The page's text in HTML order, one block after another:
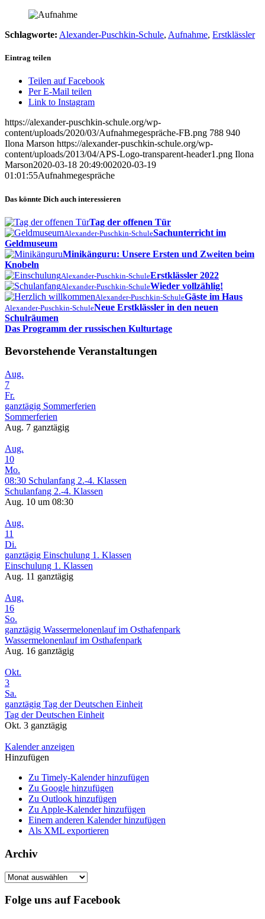
Schlagworte: Alexander-Puschkin-Schule, Aufnahme, Erstklässler
Eintrag teilen
Teilen auf Facebook
Per E-Mail teilen
Link to Instagram
https://alexander-puschkin-schule.org/wp-
content/uploads/2020/03/Aufnahmegespräche-FB.png 788 940
Ilona Marson https://alexander-puschkin-schule.org/wp-
content/uploads/2013/04/APS-Logo-transparent-header1.png Ilona
Marson2020-03-18 20:49:002020-03-19
01:01:55Aufnahmegespräche
Das könnte Dich auch interessieren
Tag der offenen Tür
Alexander-Puschkin-SchuleSachunterricht im
Geldmuseum
Minikänguru: Unsere Ersten und Zweiten beim
Knobeln
Alexander-Puschkin-SchuleErstklässler 2022
Alexander-Puschkin-SchuleWieder vollzählig!
Alexander-Puschkin-SchuleGäste im Haus
Alexander-Puschkin-SchuleNeue Erstklässler in den neuen
Schulräumen
Das Programm der russischen Kulturtage
Bevorstehende Veranstaltungen
Aug.
7
Fr.
ganztägig Sommerferien
Sommerferien
Aug. 7 ganztägig
Aug.
10
Mo.
08:30 Schulanfang 2.-4. Klassen
Schulanfang 2.-4. Klassen
Aug. 10 um 08:30
Aug.
11
Di.
ganztägig Einschulung 1. Klassen
Einschulung 1. Klassen
Aug. 11 ganztägig
Aug.
16
So.
ganztägig Wassermelonenlauf im Osthafenpark
Wassermelonenlauf im Osthafenpark
Aug. 16 ganztägig
Okt.
3
Sa.
ganztägig Tag der Deutschen Einheit
Tag der Deutschen Einheit
Okt. 3 ganztägig
Kalender anzeigen
Hinzufügen
Zu Timely-Kalender hinzufügen
Zu Google hinzufügen
Zu Outlook hinzufügen
Zu Apple-Kalender hinzufügen
Einem anderen Kalender hinzufügen
Als XML exportieren
Archiv
Archiv
Folge uns auf Facebook